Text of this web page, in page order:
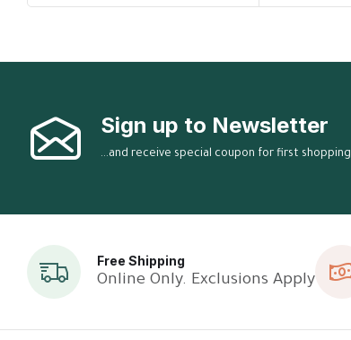
Sign up to Newsletter
...and receive special coupon for first shopping
Free Shipping
Online Only. Exclusions Apply